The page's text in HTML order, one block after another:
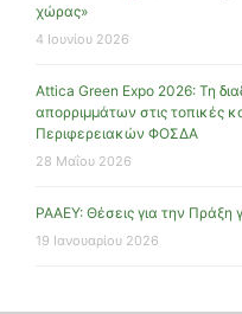
χώρας»
4 Ιουνίου 2026
Attica Green Expo 2026: Τη
απορριμμάτων στις τοπικές
Περιφερειακών ΦΟΣΔΑ
28 Μαΐου 2026
ΡΑΑΕΥ: Θέσεις για την Πράξη
19 Ιανουαρίου 2026